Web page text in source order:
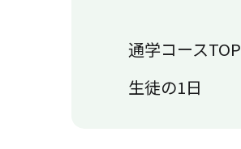
通学コースTOP
生徒の1日